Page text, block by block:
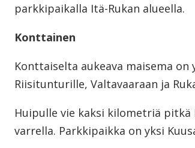
parkkipaikalla Itä-Rukan alueella.
Konttainen
Konttaiselta aukeava maisema
Riisitunturille, Valtavaaraan ja
Huipulle vie kaksi kilometriä
varrella. Parkkipaikka on yksi